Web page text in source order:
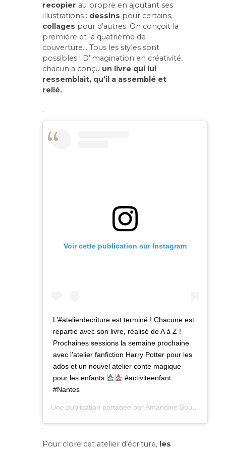
recopier au propre en ajoutant ses
illustrations : dessins pour certains,
collages pour d’autres. On conçoit la
première et la quatrième de
couverture… Tous les styles sont
possibles ! D’imagination en créativité,
chacun a conçu un livre qui lui
ressemblait, qu’il a assemblé et
relié.
.
Voir cette publication sur Instagram
L’#atelierdecriture est terminé ! Chacune est
repartie avec son livre, réalisé de A à Z !
Prochaines sessions la semaine prochaine
avec l’atelier fanfiction Harry Potter pour les
ados et un nouvel atelier conte magique
pour les enfants
#activiteenfant
#Nantes
Une publication partagée par Amandine Sourisse – eulexis.fr
.
Pour clore cet atelier d’écriture, les